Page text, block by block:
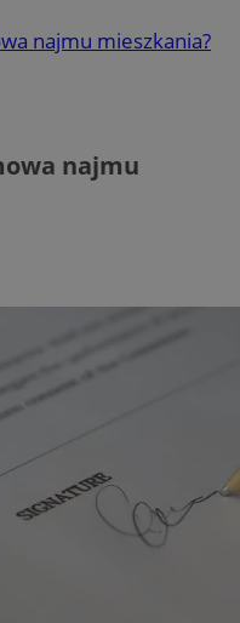
najmu mieszkania?
najmu